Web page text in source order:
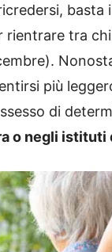
tra
più
di
o negli istituti